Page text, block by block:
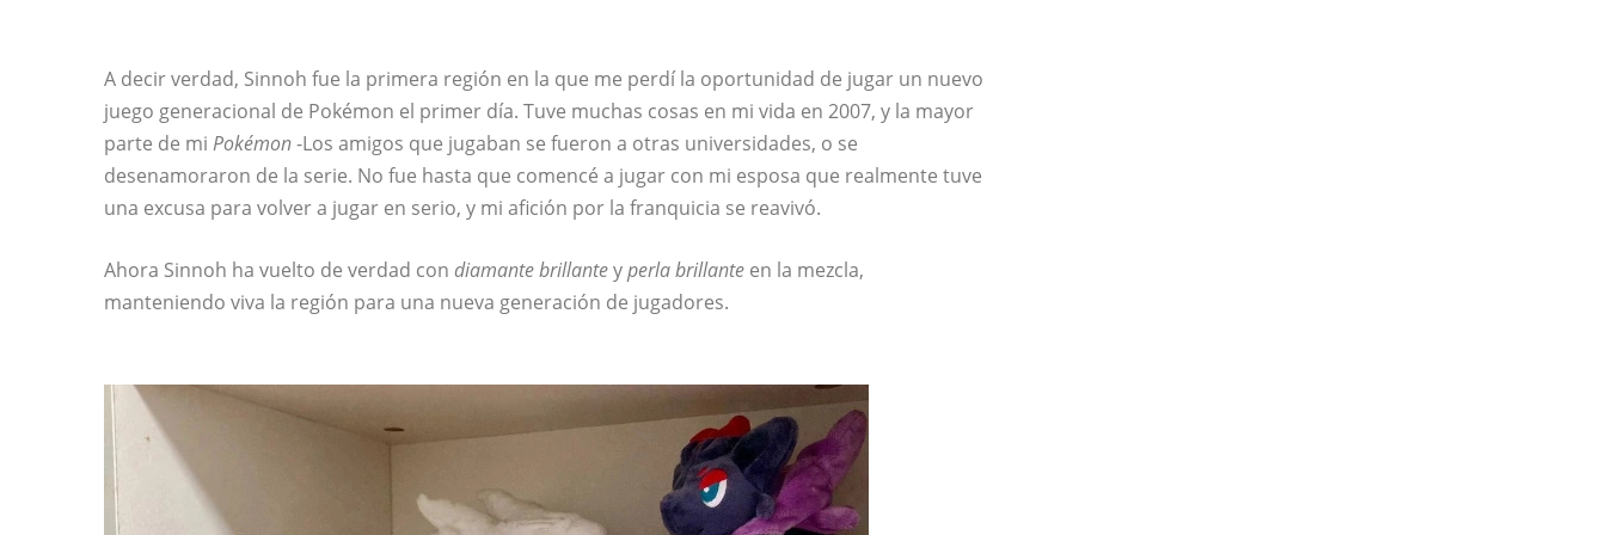
A decir verdad, Sinnoh fue la primera región en la que me perdí la oportunidad de jugar un nuevo
juego generacional de Pokémon el primer día. Tuve muchas cosas en mi vida en 2007, y la mayor
parte de mi Pokémon-Los amigos que jugaban se fueron a otras universidades, o se
desenamoraron de la serie. No fue hasta que comencé a jugar con mi esposa que realmente tuve
una excusa para volver a jugar en serio, y mi afición por la franquicia se reavivó.
Ahora Sinnoh ha vuelto de verdad con diamante brillanteyperla brillante en la mezcla,
manteniendo viva la región para una nueva generación de jugadores.